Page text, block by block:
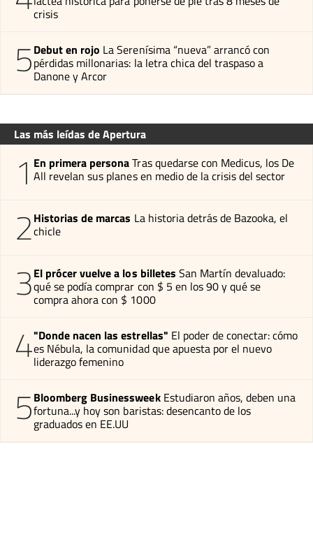
crisis
5Debut en rojo La Serenísima “nueva” arrancó con
pérdidas millonarias: la letra chica del traspaso a
Danone y Arcor
Las más leídas de Apertura
1 En primera personaTras quedarse con Medicus, los De
All revelan sus planes en medio de la crisis del sector
2Historias de marcas La historia detrás de Bazooka, el
chicle
3El prócer vuelve a los billetes San Martín devaluado:
qué se podía comprar con $ 5 en los 90 y qué se
compra ahora con $ 1000
4"Donde nacen las estrellas" El poder de conectar: cómo
es Nébula, la comunidad que apuesta por el nuevo
liderazgo femenino
5Bloomberg Businessweek Estudiaron años, deben una
fortuna...y hoy son baristas: desencanto de los
graduados en EE.UU